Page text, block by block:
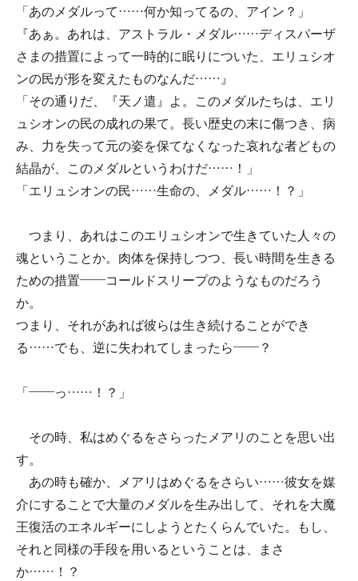
「あのメダルって……何か知ってるの、アイン？」
『あぁ。あれは、アストラル・メダル……ディスパーザ
さまの措置によって一時的に眠りについた、エリュシオ
ンの民が形を変えたものなんだ……』
「その通りだ、『天ノ遣』よ。このメダルたちは、エリ
ュシオンの民の成れの果て。長い歴史の末に傷つき、病
み、力を失って元の姿を保てなくなった哀れな者どもの
結晶が、このメダルというわけだ……！」
「エリュシオンの民……生命の、メダル……！？」
つまり、あれはこのエリュシオンで生きていた人々の
魂ということか。肉体を保持しつつ、長い時間を生きる
ための措置――コールドスリープのようなものだろう
か。
つまり、それがあれば彼らは生き続けることができ
る……でも、逆に失われてしまったら――？
「――っ……！？」
その時、私はめぐるをさらったメアリのことを思い出
す。
あの時も確か、メアリはめぐるをさらい……彼女を媒
介にすることで大量のメダルを生み出して、それを大魔
王復活のエネルギーにしようとたくらんでいた。もし、
それと同様の手段を用いるということは、まさ
か……！？